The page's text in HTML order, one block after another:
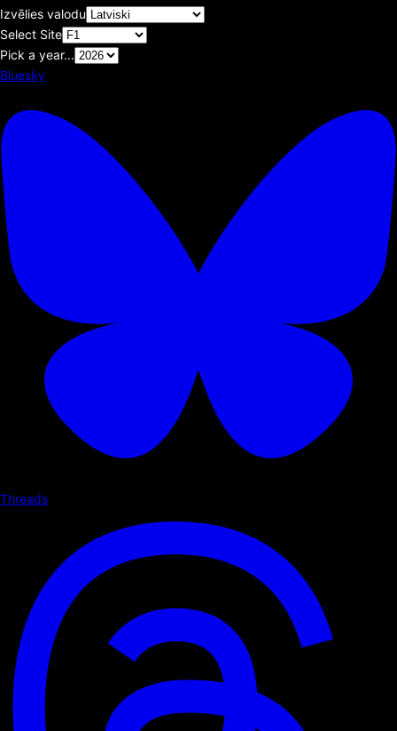
Izvēlies valodu
Select Site
Pick a year...
Bluesky
Threads